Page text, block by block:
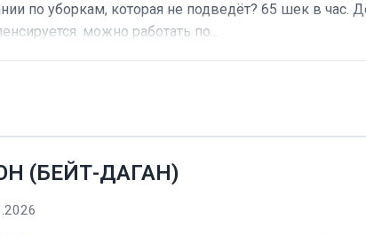
по уборкам, которая не подведёт? 65 шек в час.
можно работать по...
(БЕЙТ-ДАГАН)